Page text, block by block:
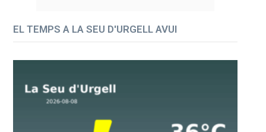
EL TEMPS A LA SEU D'URGELL AVUI